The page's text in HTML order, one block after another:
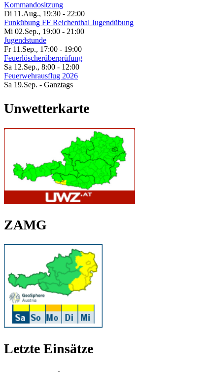
Kommandositzung
Di 11.Aug., 19:30 - 22:00
Funkübung FF Reichenthal Jugendübung
Mi 02.Sep., 19:00 - 21:00
Jugendstunde
Fr 11.Sep., 17:00 - 19:00
Feuerlöscherüberprüfung
Sa 12.Sep., 8:00 - 12:00
Feuerwehrausflug 2026
Sa 19.Sep. - Ganztags
Unwetterkarte
ZAMG
Letzte Einsätze